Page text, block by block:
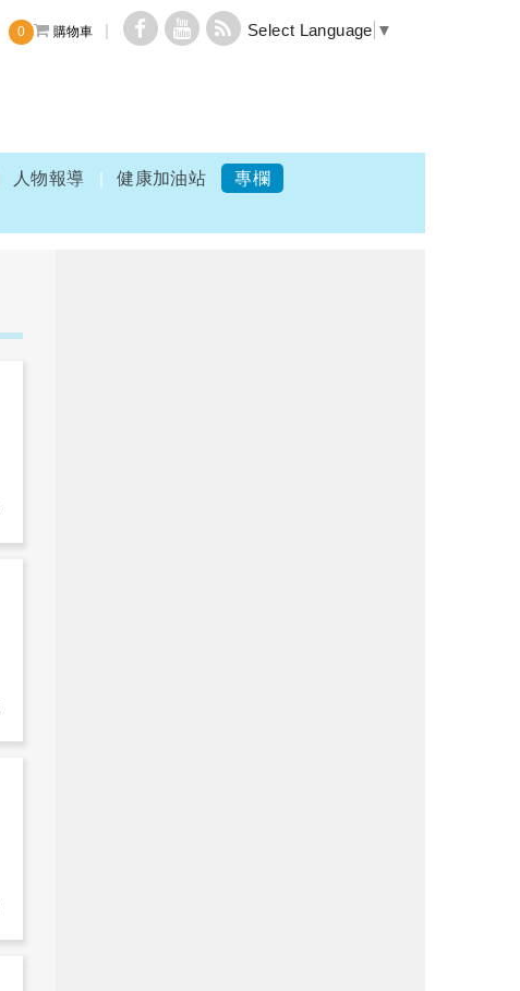
0 購物車 Select Language ▼
人物報導 健康加油站
專欄